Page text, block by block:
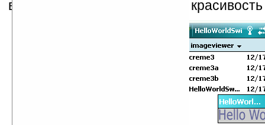
версия Swing всего 1.1.1, но